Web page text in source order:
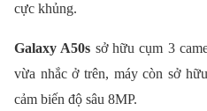
cực khủng.
Galaxy A50s sở hữu cụm 3
vừa nhắc ở trên, máy còn sở
cảm biến độ sâu 8MP.